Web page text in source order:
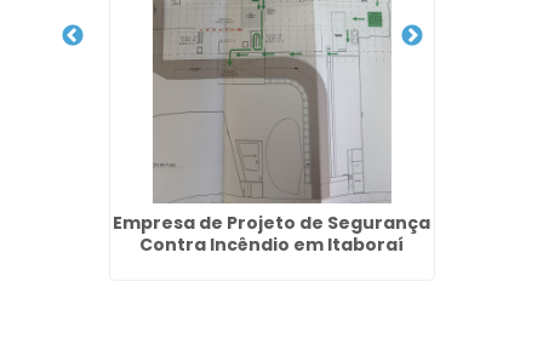
Empresa de Projeto de Segurança
Contra Incêndio em Itaboraí